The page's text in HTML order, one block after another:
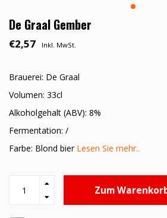
De Graal Gember
€2,57 Inkl. MwSt.
Brauerei: De Graal
Volumen: 33cl
Alkoholgehalt (ABV): 8%
Fermentation: /
Farbe: Blond bier Lesen Sie mehr..
Zum